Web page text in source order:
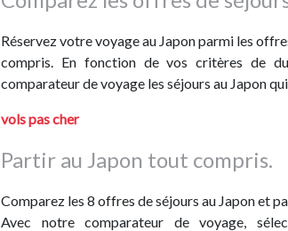
Réservez votre voyage au Japon parmi les
compris. En fonction de vos critères de
comparateur de voyage les séjours au Japon
vols pas cher
Partir au Japon tout compris.
Comparez les 8 offres de séjours au Japon et
Avec notre comparateur de voyage,